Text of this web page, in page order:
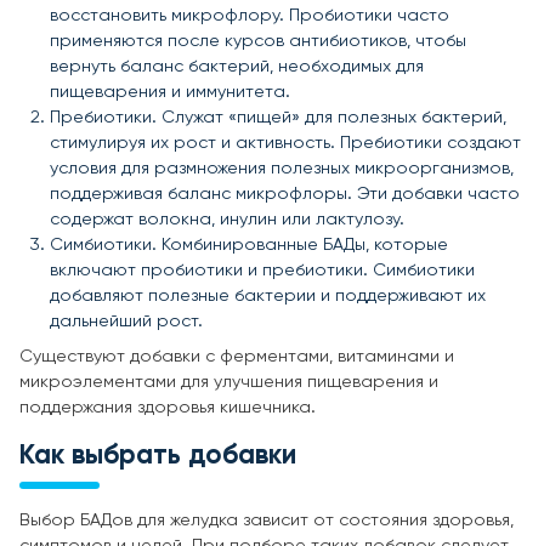
восстановить микрофлору. Пробиотики часто
применяются после курсов антибиотиков, чтобы
вернуть баланс бактерий, необходимых для
пищеварения и иммунитета.
Пребиотики. Служат «пищей» для полезных бактерий,
стимулируя их рост и активность. Пребиотики создают
условия для размножения полезных микроорганизмов,
поддерживая баланс микрофлоры. Эти добавки часто
содержат волокна, инулин или лактулозу.
Симбиотики. Комбинированные БАДы, которые
включают пробиотики и пребиотики. Симбиотики
добавляют полезные бактерии и поддерживают их
дальнейший рост.
Существуют добавки с ферментами, витаминами и
микроэлементами для улучшения пищеварения и
поддержания здоровья кишечника.
Как выбрать добавки
Выбор БАДов для желудка зависит от состояния здоровья,